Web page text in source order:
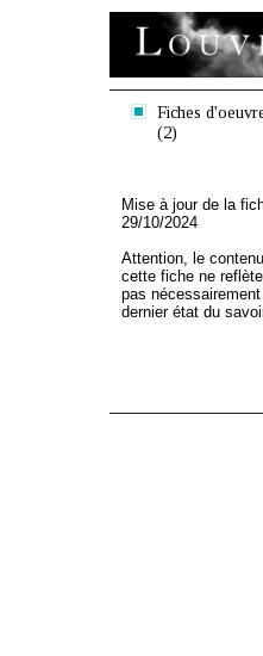
Fiches
(2)
Mise à jour de la
29/10/2024
Attention, le
cette fiche ne reflète
pas
dernier état du